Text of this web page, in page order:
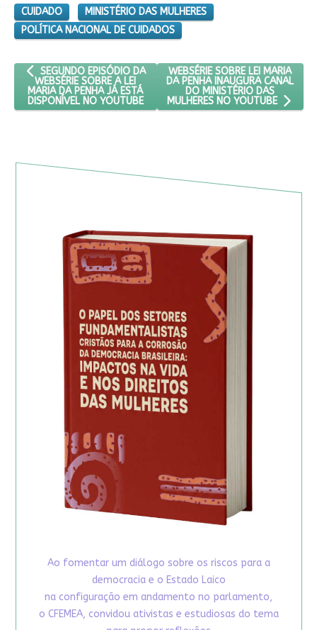
CUIDADO
MINISTÉRIO DAS MULHERES
POLÍTICA NACIONAL DE CUIDADOS
ARTIGO ANTERIOR: SEGUNDO EPISÓDIO DA WEBSÉRIE SOBRE
SEGUNDO EPISÓDIO DA
WEBSÉRIE SOBRE A LEI
MARIA DA PENHA JÁ ESTÁ
DISPONÍVEL NO YOUTUBE
PRÓXIMO ARTIGO: WEBSÉRIE
WEBSÉRIE SOBRE LEI MARIA
DA PENHA INAUGURA CANAL
DO MINISTÉRIO DAS
MULHERES NO YOUTUBE
Ao fomentar um diálogo sobre os riscos para a
democracia e o Estado Laico
na configuração em andamento no parlamento,
o CFEMEA, convidou ativistas e estudiosas do tema